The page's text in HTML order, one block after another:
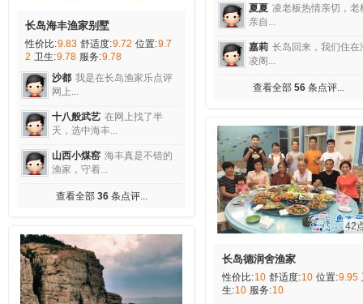
长岛海丰渔家别墅
性价比:9.83 舒适度:9.72 位置:9.7
2 卫生:9.78 服务:9.78
沙都 我是在长岛渔家乐点评
网上...
十八般武艺 在网上找了半
天，选中海丰...
山西小煤窑 海丰真是不错的
渔家，守着...
查看全部 36条点评...
夏夏 凌老板热情亲切，老
亲自...
嘉莉 长岛回来，我们住在
凌阁...
查看全部 56条点评...
42
长岛德润舍渔家
性价比:10 舒适度:10 位置:9.95
生:10 服务:10